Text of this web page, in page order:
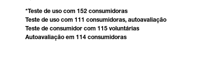
*Teste de uso com 152 consumidoras
Teste de uso com 111 consumidoras, autoavaliação
Teste de consumidor com 115 voluntárias
Autoavaliação em 114 consumidoras